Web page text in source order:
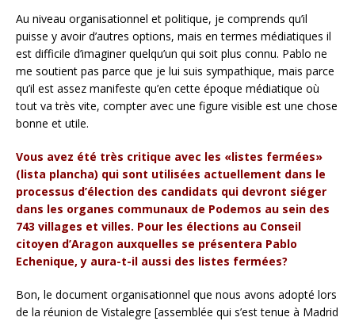
Au niveau organisationnel et politique, je comprends qu’il
puisse y avoir d’autres options, mais en termes médiatiques il
est difficile d’imaginer quelqu’un qui soit plus connu. Pablo ne
me soutient pas parce que je lui suis sympathique, mais parce
qu’il est assez manifeste qu’en cette époque médiatique où
tout va très vite, compter avec une figure visible est une chose
bonne et utile.
Vous avez été très critique avec les «listes fermées»
(lista plancha) qui sont utilisées actuellement dans le
processus d’élection des candidats qui devront siéger
dans les organes communaux de Podemos au sein des
743 villages et villes. Pour les élections au Conseil
citoyen d’Aragon auxquelles se présentera Pablo
Echenique, y aura-t-il aussi des listes fermées?
Bon, le document organisationnel que nous avons adopté lors
de la réunion de Vistalegre [assemblée qui s’est tenue à Madrid